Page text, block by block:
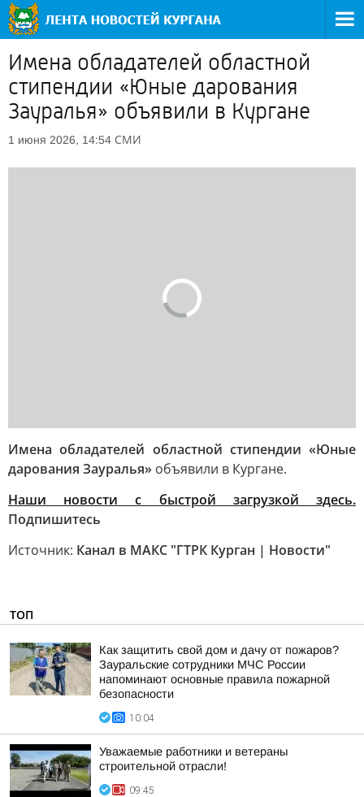
Имена обладателей областной
стипендии «Юные дарования
Зауралья» объявили в Кургане
1 июня 2026, 14:54 СМИ
Имена обладателей областной стипендии «Юные
дарования Зауралья» объявили в Кургане.
Наши новости с быстрой загрузкой здесь.
Подпишитесь
Источник: Канал в МАКС "ГТРК Курган | Новости"
ТОП
Как защитить свой дом и дачу от пожаров?
Зауральские сотрудники МЧС России
напоминают основные правила пожарной
безопасности
10:04
Уважаемые работники и ветераны
строительной отрасли!
09:45